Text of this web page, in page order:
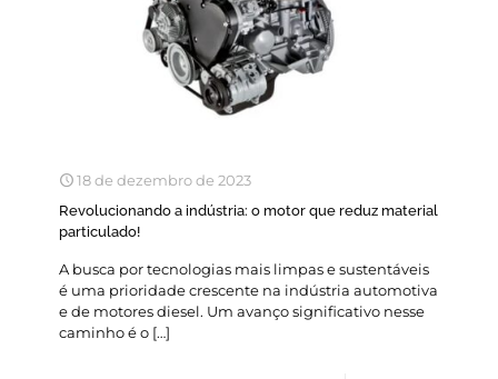
18 de dezembro de 2023
Revolucionando a indústria: o motor que reduz material
particulado!
A busca por tecnologias mais limpas e sustentáveis
é uma prioridade crescente na indústria automotiva
e de motores diesel. Um avanço significativo nesse
caminho é o […]